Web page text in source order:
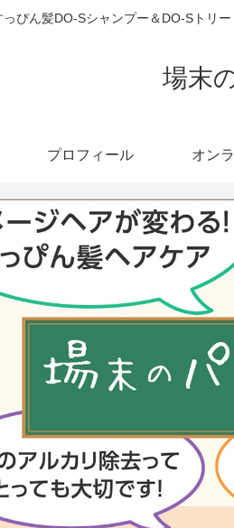
っぴん髪DO-Sシャンプー＆DO-Sトリ
場末
プロフィール オン